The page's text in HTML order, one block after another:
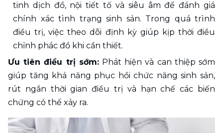
tinh dịch đồ, nội tiết tố và siêu âm để đánh giá
chính xác tình trạng sinh sản. Trong quá trình
điều trị, việc theo dõi định kỳ giúp kịp thời điều
chỉnh phác đồ khi cần thiết.
Ưu tiên điều trị sớm: Phát hiện và can thiệp sớm
giúp tăng khả năng phục hồi chức năng sinh sản,
rút ngắn thời gian điều trị và hạn chế các biến
chứng có thể xảy ra.